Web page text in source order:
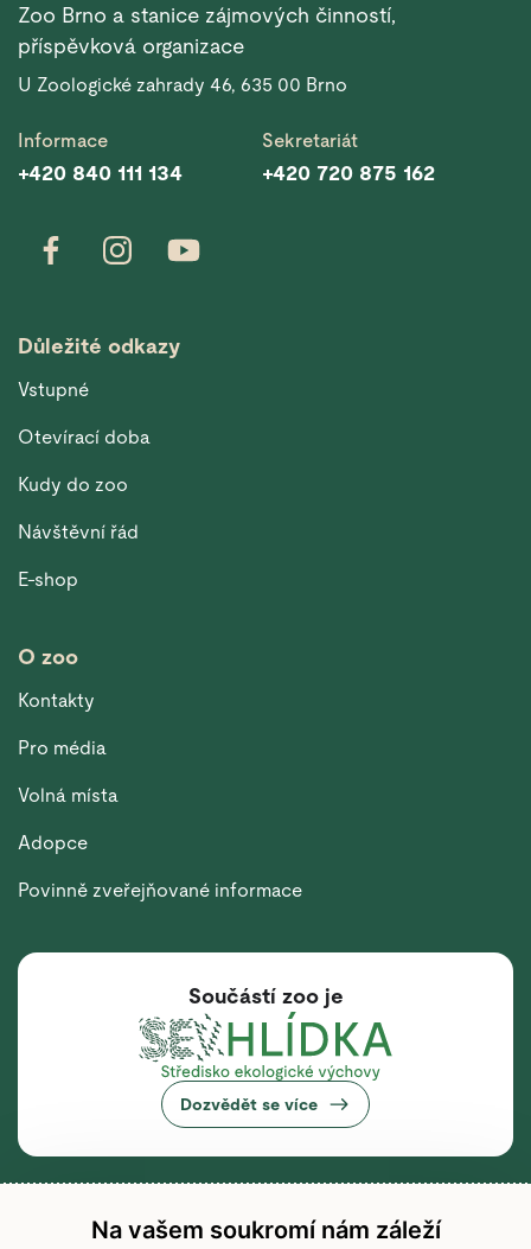
Zoo Brno a stanice zájmových činností,
příspěvková organizace
U Zoologické zahrady 46, 635 00 Brno
Informace
+420 840 111 134
Sekretariát
+420 720 875 162
Důležité odkazy
Vstupné
Otevírací doba
Kudy do zoo
Návštěvní řád
E-shop
O zoo
Kontakty
Pro média
Volná místa
Adopce
Povinně zveřejňované informace
Součástí zoo je
Dozvědět se více
Na vašem soukromí nám záleží